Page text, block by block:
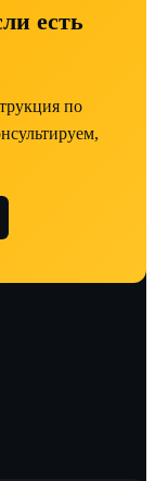
есть
по